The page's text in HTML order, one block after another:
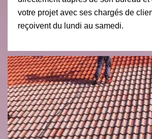
votre projet avec ses chargés de
reçoivent du lundi au samedi.